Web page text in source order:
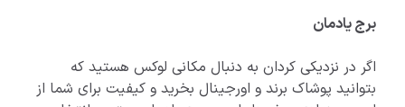
برج یادمان
اگر در نزدیکی کردان به دنبال مکانی لوکس هستید که
بتوانید پوشاک برند و اورجینال بخرید و کیفیت برای شما از